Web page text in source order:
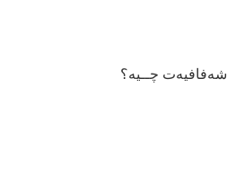
شەفافیەت چــیە؟